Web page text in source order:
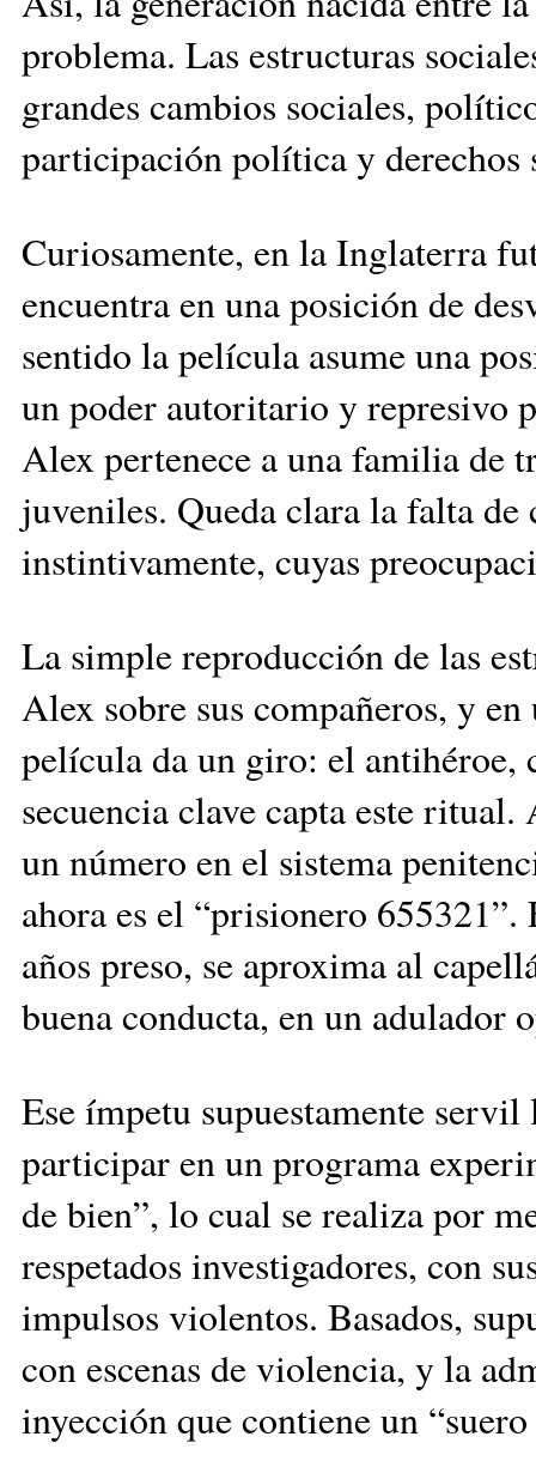
problema. Las estructuras
grandes cambios sociales,
participación política y derechos
Curiosamente, en la Inglaterra
encuentra en una posición de
sentido la película asume una
un poder autoritario y represivo
Alex pertenece a una familia de
juveniles. Queda clara la falta
instintivamente, cuyas
La simple reproducción de las
Alex sobre sus compañeros, y
película da un giro: el antihéroe,
secuencia clave capta este
un número en el sistema
ahora es el “prisionero
años preso, se aproxima al
buena conducta, en un adulador
Ese ímpetu supuestamente
participar en un programa
de bien”, lo cual se realiza por
respetados investigadores, con
impulsos violentos. Basados,
con escenas de violencia, y la
inyección que contiene un